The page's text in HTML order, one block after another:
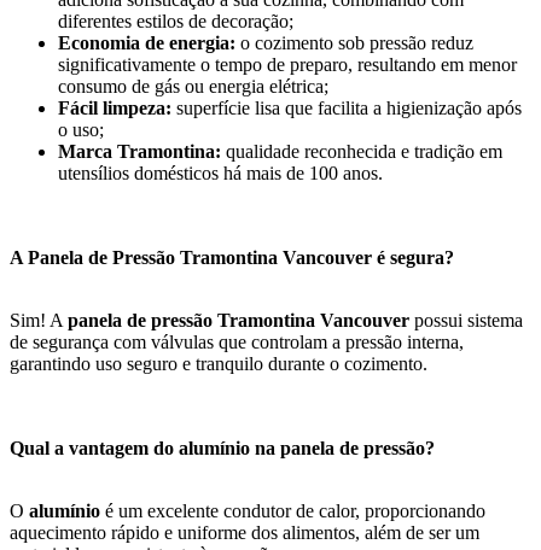
diferentes estilos de decoração;
Economia de energia: o cozimento sob pressão reduz
significativamente o tempo de preparo, resultando em menor
consumo de gás ou energia elétrica;
Fácil limpeza: superfície lisa que facilita a higienização após
o uso;
Marca Tramontina: qualidade reconhecida e tradição em
utensílios domésticos há mais de 100 anos.
A Panela de Pressão Tramontina Vancouver é segura?
Sim! A panela de pressão Tramontina Vancouver possui sistema
de segurança com válvulas que controlam a pressão interna,
garantindo uso seguro e tranquilo durante o cozimento.
Qual a vantagem do alumínio na panela de pressão?
O alumínio é um excelente condutor de calor, proporcionando
aquecimento rápido e uniforme dos alimentos, além de ser um